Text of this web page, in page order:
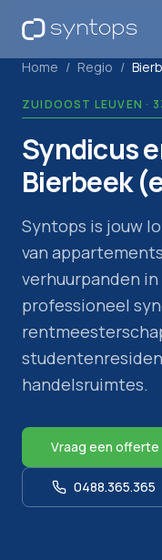
Home / Regio /
ZUIDOOST LEUVEN ·
Syndicus
Bierbeek
Syntops is jouw
van
verhuurpanden in
professioneel
handelsruimtes.
Vraag een offerte
0488.365.365